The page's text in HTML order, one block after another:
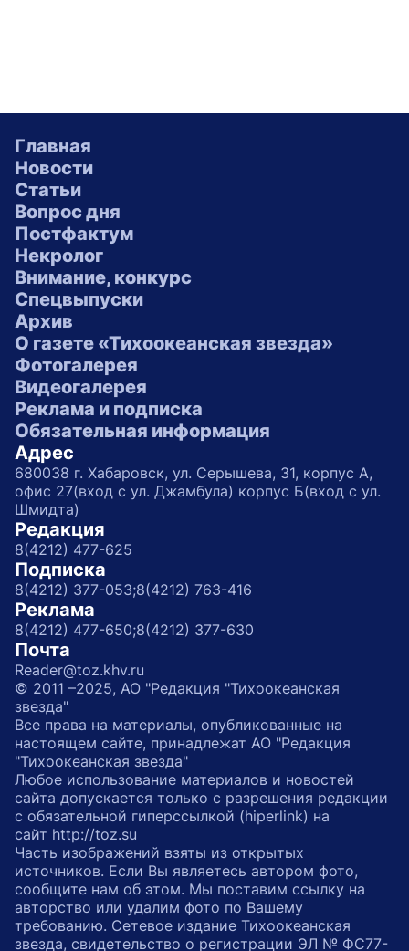
Главная
Новости
Статьи
Вопрос дня
Постфактум
Некролог
Внимание, конкурс
Спецвыпуски
Архив
О газете «Тихоокеанская звезда»
Фотогалерея
Видеогалерея
Реклама и подписка
Обязательная информация
Адрес
680038 г. Хабаровск, ул. Серышева, 31, корпус А,
офис 27(вход с ул. Джамбула) корпус Б(вход с ул.
Шмидта)
Редакция
8(4212) 477-625
Подписка
8(4212) 377-053;8(4212) 763-416
Реклама
8(4212) 477-650;8(4212) 377-630
Почта
Reader@toz.khv.ru
© 2011 –2025, АО "Редакция "Тихоокеанская
звезда"
Все права на материалы, опубликованные на
настоящем сайте, принадлежат АО "Редакция
"Тихоокеанская звезда"
Любое использование материалов и новостей
сайта допускается только с разрешения редакции
с обязательной гиперссылкой (hiperlink) на
сайт http://toz.su
Часть изображений взяты из открытых
источников. Если Вы являетесь автором фото,
сообщите нам об этом. Мы поставим ссылку на
авторство или удалим фото по Вашему
требованию. Сетевое издание Тихоокеанская
звезда, свидетельство о регистрации ЭЛ № ФС77-